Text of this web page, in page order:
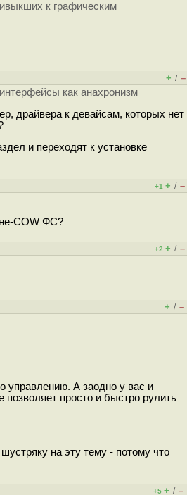
к графическим
+ / –
как анахронизм
драйвера к девайсам, которых нет
и переходят к установке
+1 + / –
COW ФС?
+2 + / –
+ / –
управлению. А заодно у вас и
позволяет просто и быстро рулить
на эту тему - потому что
+5 + / –